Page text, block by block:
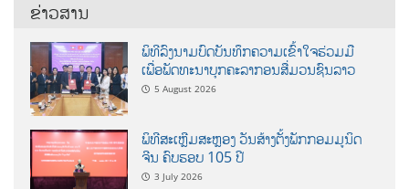
ຂ່າວສານ
ພິທີລົງນາມບົດບັນທຶກຄວາມເຂົ້າໃຈຮ່ວມມື
ເພື່ອພັດທະນາບຸກຄະລາກອນສື່ມວນຊົນລາວ
5 August 2026
ພິທີສະເຫຼີມສະຫຼອງ ວັນສ້າງຕັ້ງພັກກອມມູນິດ
ຈີນ ຄົບຮອບ 105 ປີ
3 July 2026